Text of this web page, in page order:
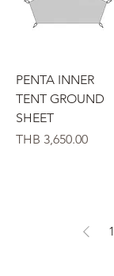
PENTA INNER
TENT GROUND
SHEET
Price
THB 3,650.00
1